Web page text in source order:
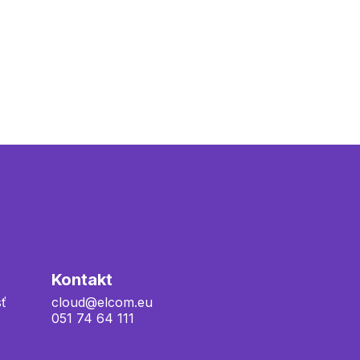
Kontakt
cloud@elcom.eu
051 74 64 111